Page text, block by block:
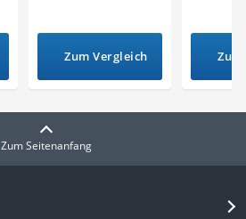
Zum Vergleich
Zum Seitenanfang